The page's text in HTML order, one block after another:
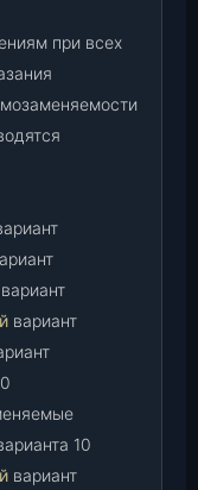
при всех
вариант
10
вариант